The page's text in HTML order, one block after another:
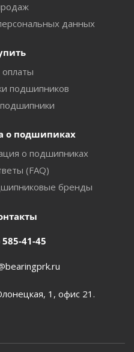
данных
оплаты
подшипников
о подшипиках
о подшипниках
(FAQ)
бренды
41-45
1, офис 21.